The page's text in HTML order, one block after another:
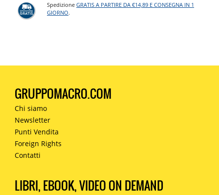
SpedizioneGRATIS A PARTIRE DA €14,89 E CONSEGNA IN 1
GIORNO.
GRUPPOMACRO.COM
Chi siamo
Newsletter
Punti Vendita
Foreign Rights
Contatti
LIBRI, EBOOK, VIDEO ON DEMAND